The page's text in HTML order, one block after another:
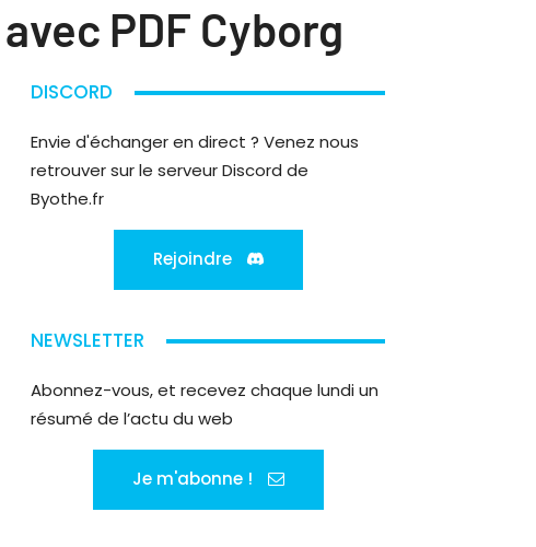
PDF Cyborg
DISCORD
Envie d'échanger en direct ? Venez nous
retrouver sur le serveur Discord de
Byothe.fr
Rejoindre
NEWSLETTER
Abonnez-vous, et recevez chaque lundi un
résumé de l’actu du web
Je m'abonne !